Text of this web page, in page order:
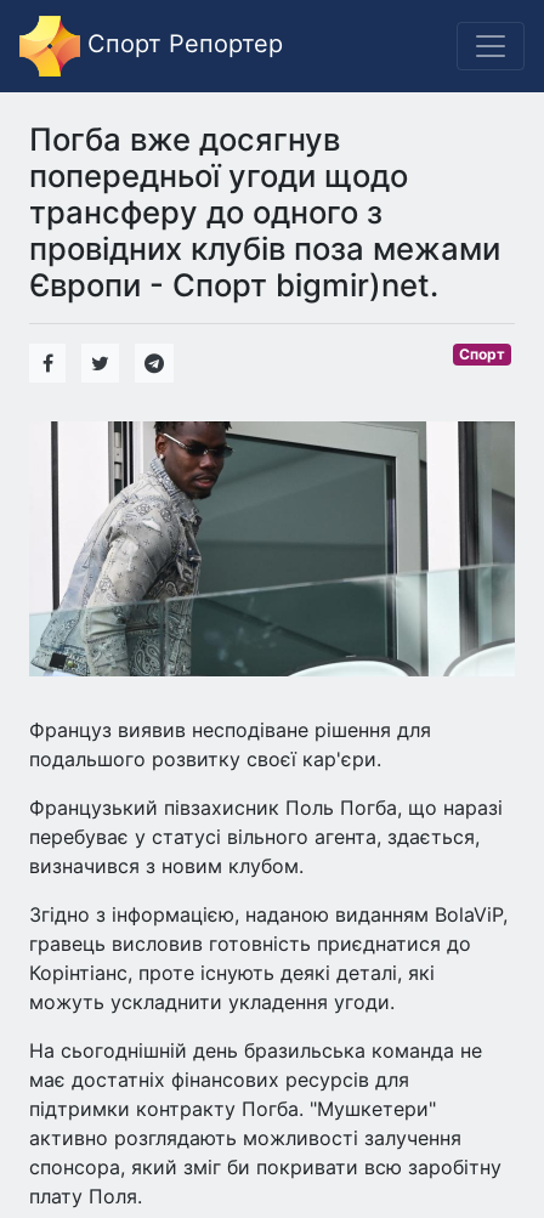
Спорт Репортер
Погба вже досягнув
попередньої угоди щодо
трансферу до одного з
провідних клубів поза межами
Європи - Спорт bigmir)net.
Спорт
Француз виявив несподіване рішення для
подальшого розвитку своєї кар'єри.
Французький півзахисник Поль Погба, що наразі
перебуває у статусі вільного агента, здається,
визначився з новим клубом.
Згідно з інформацією, наданою виданням BolaViP,
гравець висловив готовність приєднатися до
Корінтіанс, проте існують деякі деталі, які
можуть ускладнити укладення угоди.
На сьогоднішній день бразильська команда не
має достатніх фінансових ресурсів для
підтримки контракту Погба. "Мушкетери"
активно розглядають можливості залучення
спонсора, який зміг би покривати всю заробітну
плату Поля.